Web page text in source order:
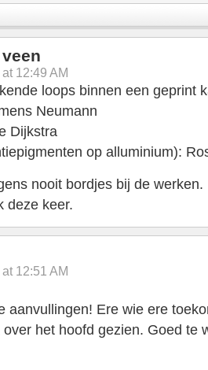
12:49 AM
loops binnen een geprint
Neumann
Dijkstra
op alluminium):
nooit bordjes bij de
deze keer.
12:51 AM
aanvullingen! Ere wie ere
het hoofd gezien. Goed te